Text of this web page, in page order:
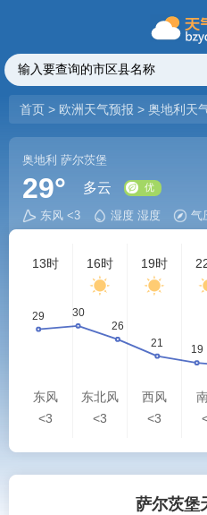
首页 > 欧洲天气预报 > 奥地利天
奥地利 萨尔茨堡
29° 多云
东风 <3 湿度 湿度 气
13时
东风
<3
16时
东北风
<3
19时
西风
<3
萨尔茨堡